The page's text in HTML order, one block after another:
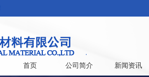
首页 公司简介 新闻资讯